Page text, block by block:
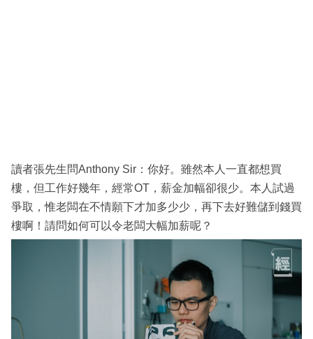
讀者張先生問Anthony Sir：你好。雖然本人一直都想買
樓，但工作好幾年，經常OT，薪金加幅卻很少。本人試過
爭取，惟老闆在不情願下才加多少少，再下去好難儲到錢買
樓啊！請問如何可以令老闆大幅加薪呢？